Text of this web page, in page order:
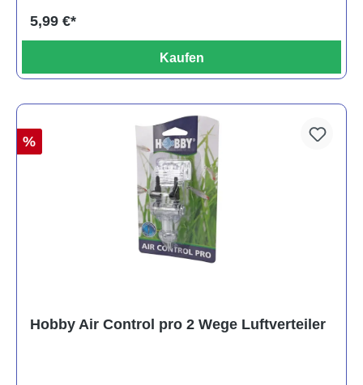
5,99 €*
Kaufen
%
Hobby Air Control pro 2 Wege Luftverteiler